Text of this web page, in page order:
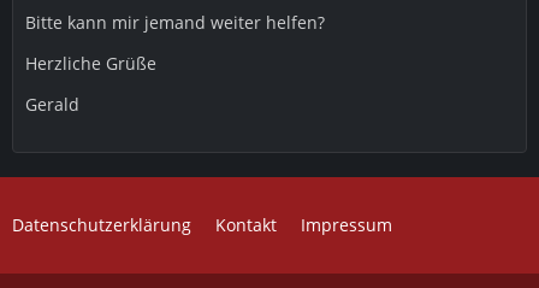
Bitte kann mir jemand weiter helfen?
Herzliche Grüße
Gerald
Datenschutzerklärung Kontakt Impressum